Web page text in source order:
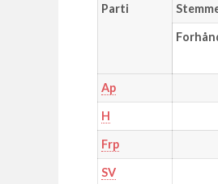
Parti
Ap
H
Frp
SV